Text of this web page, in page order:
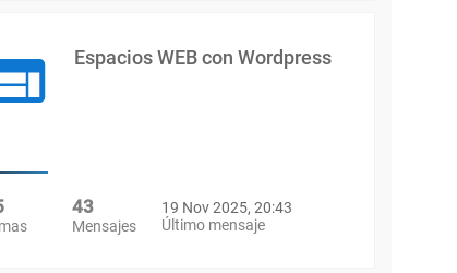
Espacios WEB con Wordpress
43
Mensajes
19 Nov 2025, 20:43
Último mensaje